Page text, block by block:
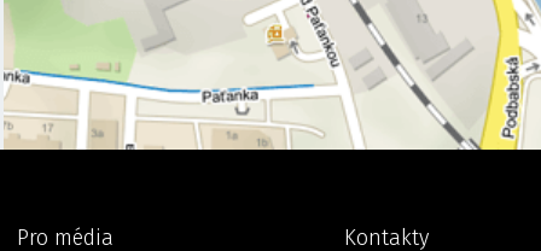
Pro média Kontakty